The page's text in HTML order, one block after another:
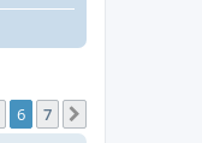
6 7